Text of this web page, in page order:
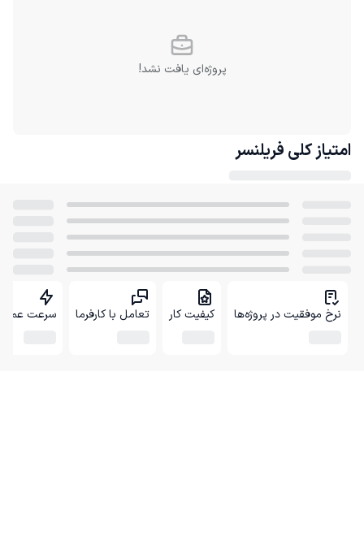
پروژه‌ای یافت نشد!
امتیاز کلی فریلنسر
نرخ موفقیت در پروژه‌ها کیفیت کار تعامل با کارفرما سرعت عمل